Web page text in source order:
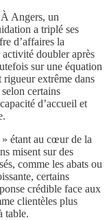
Angers, un
a triplé ses
d’affaires la
doubler après
sur une équation
rigueur extrême dans
certains
d’accueil et
étant au cœur de la
misent sur des
comme les abats ou
certains
crédible face aux
clientèles plus
table.